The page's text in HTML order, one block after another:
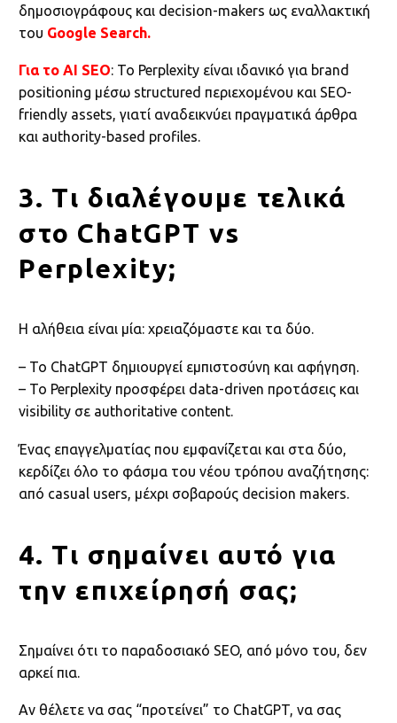
δημοσιογράφους και decision-makers ως εναλλακτική
του Google Search.
Για το AI SEO: Το Perplexity είναι ιδανικό για brand
positioning μέσω structured περιεχομένου και SEO-
friendly assets, γιατί αναδεικνύει πραγματικά άρθρα
και authority-based profiles.
3. Τι διαλέγουμε τελικά
στο ChatGPT vs
Perplexity;
Η αλήθεια είναι μία: χρειαζόμαστε και τα δύο.
– Το ChatGPT δημιουργεί εμπιστοσύνη και αφήγηση.
– Το Perplexity προσφέρει data-driven προτάσεις και
visibility σε authoritative content.
Ένας επαγγελματίας που εμφανίζεται και στα δύο,
κερδίζει όλο το φάσμα του νέου τρόπου αναζήτησης:
από casual users, μέχρι σοβαρούς decision makers.
4. Τι σημαίνει αυτό για
την επιχείρησή σας;
Σημαίνει ότι το παραδοσιακό SEO, από μόνο του, δεν
αρκεί πια.
Αν θέλετε να σας “προτείνει” το ChatGPT, να σας